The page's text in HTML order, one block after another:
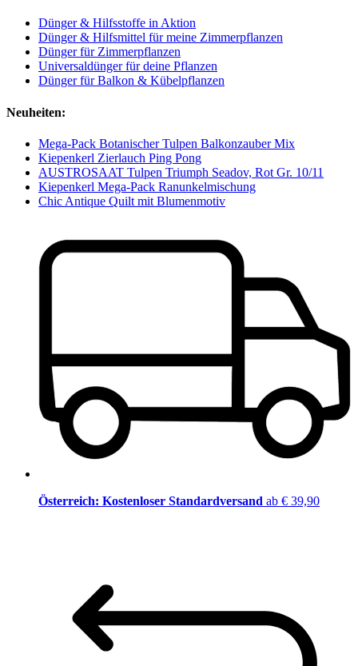
Dünger & Hilfsstoffe in Aktion
Dünger & Hilfsmittel für meine Zimmerpflanzen
Dünger für Zimmerpflanzen
Universaldünger für deine Pflanzen
Dünger für Balkon & Kübelpflanzen
Neuheiten:
Mega-Pack Botanischer Tulpen Balkonzauber Mix
Kiepenkerl Zierlauch Ping Pong
AUSTROSAAT Tulpen Triumph Seadov, Rot Gr. 10/11
Kiepenkerl Mega-Pack Ranunkelmischung
Chic Antique Quilt mit Blumenmotiv
Österreich: Kostenloser Standardversand ab € 39,90